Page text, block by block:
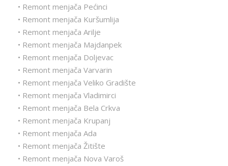
• Remont menjača Pećinci
• Remont menjača Kuršumlija
• Remont menjača Arilje
• Remont menjača Majdanpek
• Remont menjača Doljevac
• Remont menjača Varvarin
• Remont menjača Veliko Gradište
• Remont menjača Vladimirci
• Remont menjača Bela Crkva
• Remont menjača Krupanj
• Remont menjača Ada
• Remont menjača Žitište
• Remont menjača Nova Varoš